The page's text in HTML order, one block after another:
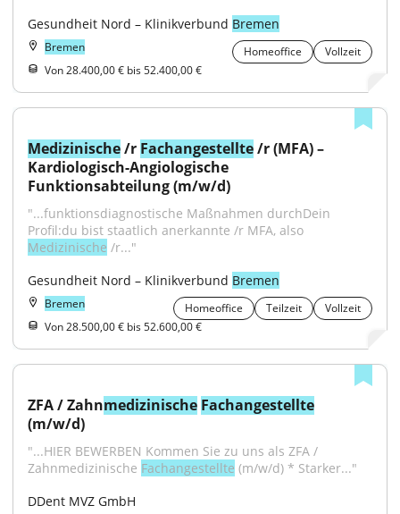
Gesundheit Nord – Klinikverbund Bremen
Bremen Homeoffice
Vollzeit
Von 28.400,00 € bis 52.400,00 €
Medizinische /r Fachangestellte /r (MFA) –
Kardiologisch-Angiologische
Funktionsabteilung (m/w/d)
"...funktionsdiagnostische Maßnahmen durchDein
Medizinische /r..."
Gesundheit Nord – Klinikverbund Bremen
Bremen Homeoffice Teilzeit
Vollzeit
Von 28.500,00 € bis 52.600,00 €
ZFA / Zahnmedizinische Fachangestellte
(m/w/d)
"...HIER BEWERBEN Kommen Sie zu uns als ZFA /
Zahnmedizinische Fachangestellte (m/w/d) * Starker..."
DDent MVZ GmbH